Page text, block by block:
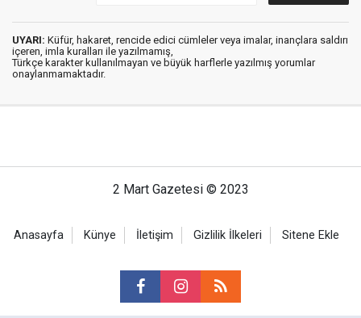
UYARI: Küfür, hakaret, rencide edici cümleler veya imalar, inançlara saldırı
içeren, imla kuralları ile yazılmamış,
Türkçe karakter kullanılmayan ve büyük harflerle yazılmış yorumlar
onaylanmamaktadır.
2 Mart Gazetesi © 2023
Anasayfa Künye İletişim Gizlilik İlkeleri Sitene Ekle